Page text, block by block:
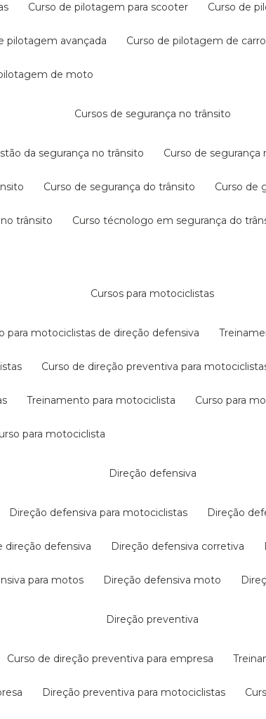
curso de pilotagem para scooter curso de
pilotagem avançada curso de pilotagem de
pilotagem de moto
cursos de segurança no trânsito
da segurança no trânsito curso de
curso de segurança do trânsito curso
trânsito curso técnologo em segurança do
cursos para motociclistas
para motociclistas de direção defensiva
curso de direção preventiva para
treinamento para motociclista curso para
curso para motociclista
direção defensiva
direção defensiva para motociclistas direção
direção defensiva direção defensiva corretiva
para motos direção defensiva moto
direção preventiva
curso de direção preventiva para empresa
direção preventiva para motociclistas